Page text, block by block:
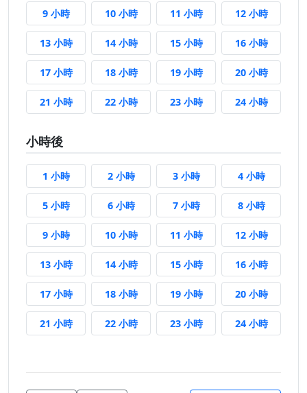
9 小時9 小時前10 小時10 小時前11 小時11 小時前12 小時12 小時
13 小時13 小時前14 小時14 小時前15 小時15 小時前16 小時16 小時
17 小時17 小時前18 小時18 小時前19 小時19 小時前20 小時20 小時
21 小時21 小時前22 小時22 小時前23 小時23 小時前24 小時24 小時
小時後
1 小時1 小時後 2 小時2 小時後 3 小時3 小時後 4 小時4 小時後
5 小時5 小時後 6 小時6 小時後 7 小時7 小時後 8 小時8 小時後
9 小時9 小時後10 小時10 小時後11 小時11 小時後12 小時12 小時
13 小時13 小時後14 小時14 小時後15 小時15 小時後16 小時16 小時
17 小時17 小時後18 小時18 小時後19 小時19 小時後20 小時20 小時
21 小時21 小時後22 小時22 小時後23 小時23 小時後24 小時24 小時